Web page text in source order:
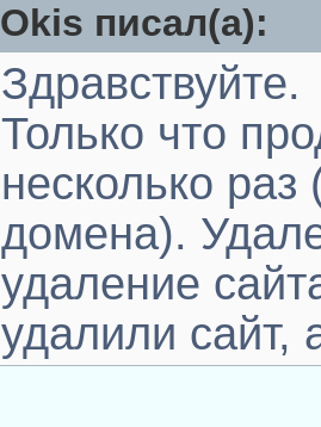
Okis писал(а):
Здравствуйте.
Только что
несколько
домена).
удаление
удалили сайт,